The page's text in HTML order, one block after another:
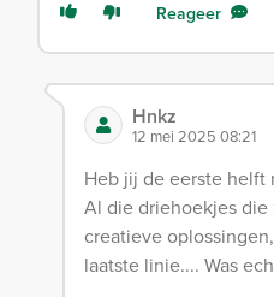
Reageer
Hnkz
12 mei 2025 08:21
Heb jij de eerste helft
Al die driehoekjes
creatieve
laatste linie.... Was